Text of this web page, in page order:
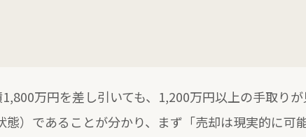
万円を差し引いても、1,200万円以上の手取りが
）であることが分かり、まず「売却は現実的に可